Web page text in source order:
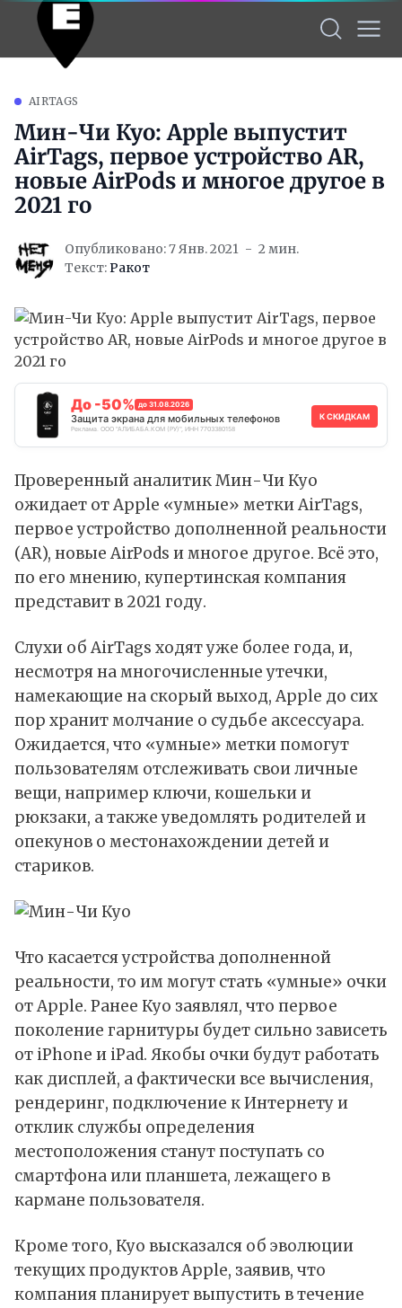
AIRTAGS
Мин-Чи Куо: Apple выпустит
AirTags, первое устройство AR,
новые AirPods и многое другое в
2021 го
Опубликовано: 7 Янв. 2021
2 мин.
Текст:Ракот
До -50% до 31.08.2026
Защита экрана для мобильных телефонов
Реклама. ООО "АЛИБАБА.КОМ (РУ)", ИНН 7703380158
К СКИДКАМ
Проверенный аналитик Мин-Чи Куо
ожидает от Apple «умные» метки AirTags,
первое устройство дополненной реальности
(AR), новые AirPods и многое другое. Всё это,
по его мнению, купертинская компания
представит в 2021 году.
Слухи об AirTags ходят уже более года, и,
несмотря на многочисленные утечки,
намекающие на скорый выход, Apple до сих
пор хранит молчание о судьбе аксессуара.
Ожидается, что «умные» метки помогут
пользователям отслеживать свои личные
вещи, например ключи, кошельки и
рюкзаки, а также уведомлять родителей и
опекунов о местонахождении детей и
стариков.
Что касается устройства дополненной
реальности, то им могут стать «умные» очки
от Apple. Ранее Куо заявлял, что первое
поколение гарнитуры будет сильно зависеть
от iPhone и iPad. Якобы очки будут работать
как дисплей, а фактически все вычисления,
рендеринг, подключение к Интернету и
отклик службы определения
местоположения станут поступать со
смартфона или планшета, лежащего в
кармане пользователя.
Кроме того, Куо высказался об эволюции
текущих продуктов Apple, заявив, что
компания планирует выпустить в течение